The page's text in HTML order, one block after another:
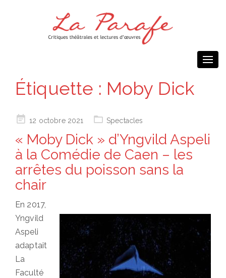
Étiquette : Moby Dick
Posted12 octobre 2021 Spectacles
« Moby Dick » d’Yngvild Aspeli
à la Comédie de Caen – les
arrêtes du poisson sans la
chair
En 2017,
Yngvild
Aspeli
adaptait
La
Faculté